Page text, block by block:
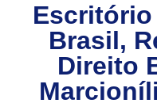
Brasil,
Direito